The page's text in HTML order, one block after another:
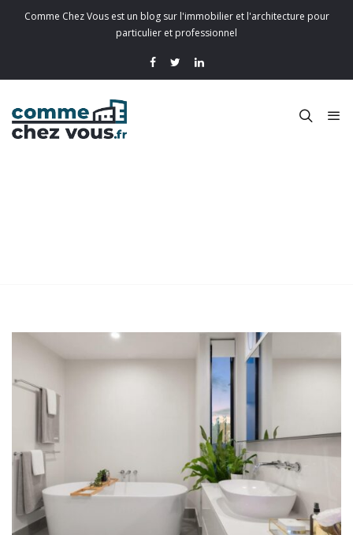
Comme Chez Vous est un blog sur l'immobilier et l'architecture pour
particulier et professionnel